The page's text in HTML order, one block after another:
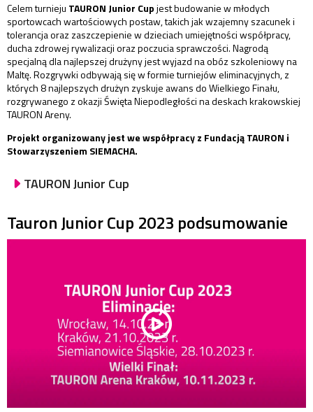
Celem turnieju TAURON Junior Cupjest budowanie w młodych
sportowcach wartościowych postaw, takich jak wzajemny szacunek i
tolerancja oraz zaszczepienie w dzieciach umiejętności współpracy,
ducha zdrowej rywalizacji oraz poczucia sprawczości. Nagrodą
specjalną dla najlepszej drużyny jest wyjazd na obóz szkoleniowy na
Maltę. Rozgrywki odbywają się w formie turniejów eliminacyjnych, z
których 8 najlepszych drużyn zyskuje awans do Wielkiego Finału,
rozgrywanego z okazji Święta Niepodległości na deskach krakowskiej
TAURON Areny.
Projekt organizowany jest we współpracy z Fundacją TAURON i
Stowarzyszeniem SIEMACHA.
TAURON Junior Cup
Tauron Junior Cup 2023 podsumowanie